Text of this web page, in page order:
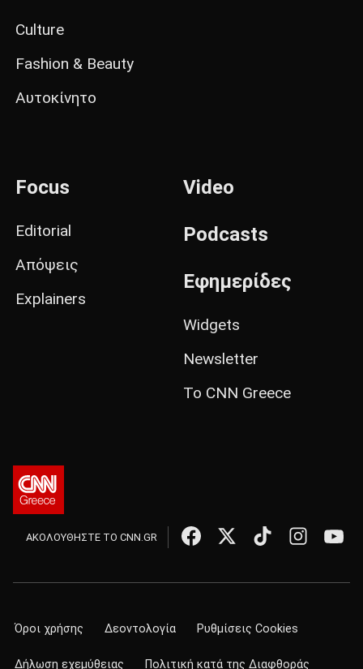
Culture
Fashion & Beauty
Αυτοκίνητο
Focus
Editorial
Απόψεις
Explainers
Video
Podcasts
Εφημερίδες
Widgets
Newsletter
Το CNN Greece
ΑΚΟΛΟΥΘΗΣΤΕ ΤΟ CNN.GR
Όροι χρήσης Δεοντολογία Ρυθμίσεις Cookies
Δήλωση εχεμύθειας Πολιτική κατά της Διαφθοράς